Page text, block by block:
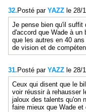
32.Posté par YAZZ le 28/
Je pense bien qu'il suffit
d'accord que Wade à
que les autres en 40
de vision et de
31. Posté par YAZZ le 28/
Ceux qui disent que le
voir réussir à rehausser
jaloux des talents qu'on
faire mieux que Wade